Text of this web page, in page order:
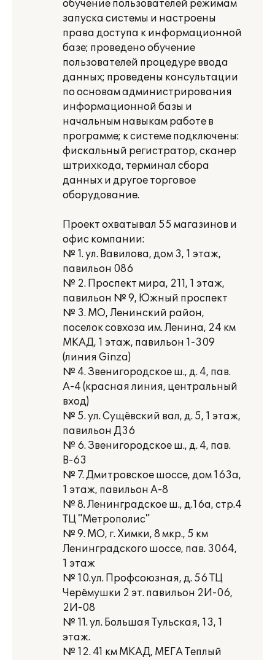
обучение пользователей режимам
запуска системы и настроены
права доступа к информационной
базе; проведено обучение
пользователей процедуре ввода
данных; проведены консультации
по основам администрирования
информационной базы и
начальным навыкам работе в
программе; к системе подключены:
фискальный регистратор, сканер
штрихкода, терминал сбора
данных и другое торговое
оборудование.
Проект охватывал 55 магазинов и
офис компании:
№ 1. ул. Вавилова, дом 3, 1 этаж,
павильон 086
№ 2. Проспект мира, 211, 1 этаж,
павильон № 9, Южный проспект
№ 3. МО, Ленинский район,
поселок совхоза им. Ленина, 24 км
МКАД, 1 этаж, павильон 1-309
(линия Ginza)
№ 4. Звенигородское ш., д. 4, пав.
А-4 (красная линия, центральный
вход)
№ 5. ул. Сущёвский вал, д. 5, 1 этаж,
павильон Д36
№ 6. Звенигородское ш., д. 4, пав.
В-63
№ 7. Дмитровское шоссе, дом 163а,
1 этаж, павильон А-8
№ 8. Ленинградское ш., д.16а, стр.4
ТЦ "Метрополис"
№ 9. МО, г. Химки, 8 мкр., 5 км
Ленинградского шоссе, пав. 3064,
1 этаж
№ 10.ул. Профсоюзная, д. 56 ТЦ
Черёмушки 2 эт. павильон 2И-06,
2И-08
№ 11. ул. Большая Тульская, 13, 1
этаж.
№ 12. 41 км МКАД, МЕГА Теплый